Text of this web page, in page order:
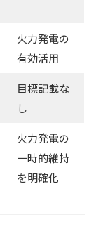
火力発電の
有効活用
目標記載な
し
火力発電の
一時的維持
を明確化